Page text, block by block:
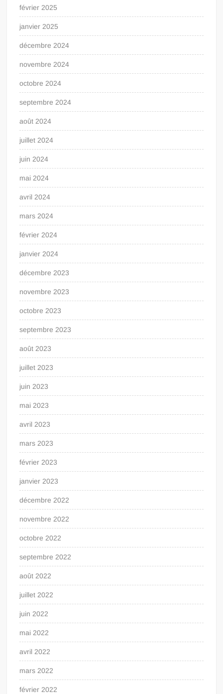
février 2025
janvier 2025
décembre 2024
novembre 2024
octobre 2024
septembre 2024
août 2024
juillet 2024
juin 2024
mai 2024
avril 2024
mars 2024
février 2024
janvier 2024
décembre 2023
novembre 2023
octobre 2023
septembre 2023
août 2023
juillet 2023
juin 2023
mai 2023
avril 2023
mars 2023
février 2023
janvier 2023
décembre 2022
novembre 2022
octobre 2022
septembre 2022
août 2022
juillet 2022
juin 2022
mai 2022
avril 2022
mars 2022
février 2022